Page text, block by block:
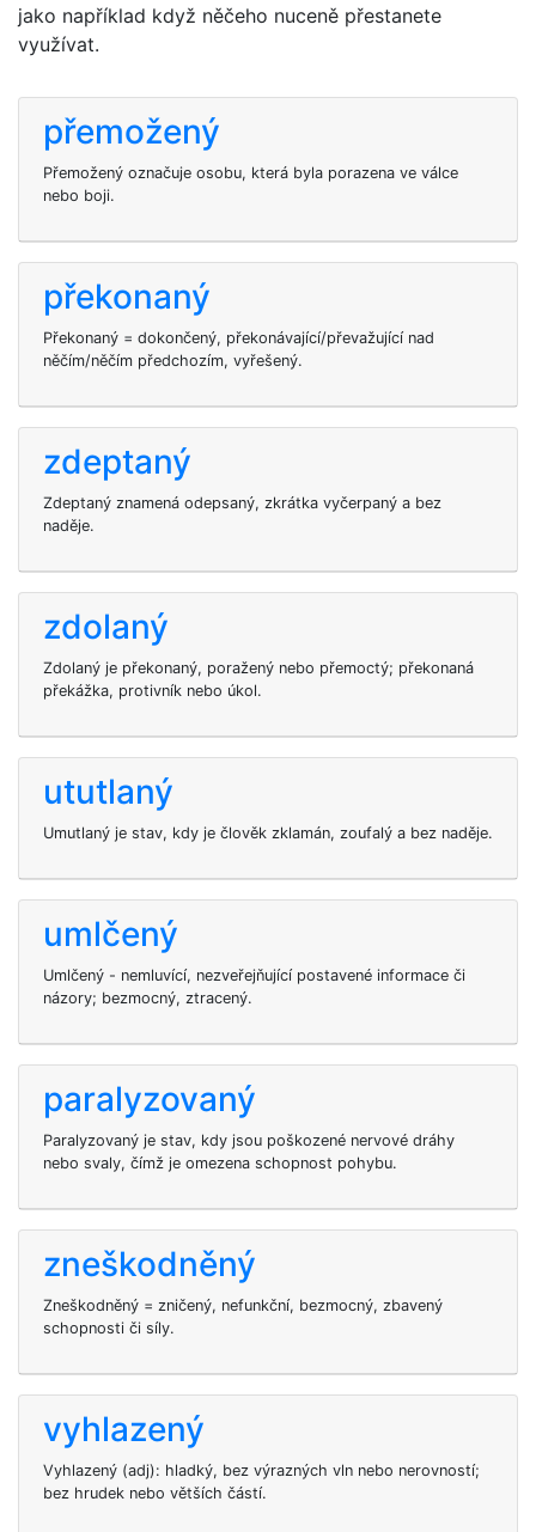
jako například když něčeho nuceně přestanete
využívat.
přemožený
Přemožený označuje osobu, která byla porazena ve válce
nebo boji.
překonaný
Překonaný = dokončený, překonávající/převažující nad
něčím/něčím předchozím, vyřešený.
zdeptaný
Zdeptaný znamená odepsaný, zkrátka vyčerpaný a bez
naděje.
zdolaný
Zdolaný je překonaný, poražený nebo přemoctý; překonaná
překážka, protivník nebo úkol.
ututlaný
Umutlaný je stav, kdy je člověk zklamán, zoufalý a bez naděje.
umlčený
Umlčený - nemluvící, nezveřejňující postavené informace či
názory; bezmocný, ztracený.
paralyzovaný
Paralyzovaný je stav, kdy jsou poškozené nervové dráhy
nebo svaly, čímž je omezena schopnost pohybu.
zneškodněný
Zneškodněný = zničený, nefunkční, bezmocný, zbavený
schopnosti či síly.
vyhlazený
Vyhlazený (adj): hladký, bez výrazných vln nebo nerovností;
bez hrudek nebo větších částí.